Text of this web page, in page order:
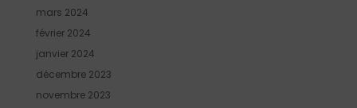
mars 2024
février 2024
janvier 2024
décembre 2023
novembre 2023